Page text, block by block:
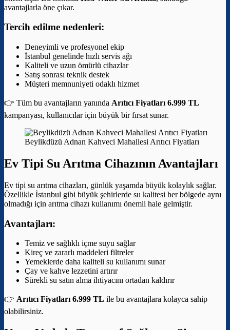
avantajlarla öne çıkar.
Tercih edilme nedenleri:
Deneyimli ve profesyonel ekip
İstanbul genelinde hızlı servis ağı
Kaliteli ve uzun ömürlü cihazlar
Satış sonrası teknik destek
Müşteri memnuniyeti odaklı hizmet
👉 Tüm bu avantajların yanında Arıtıcı Fiyatları 6.999 TL
kampanyası, kullanıcılar için büyük bir fırsat sunar.
Beylikdüzü Adnan Kahveci Mahallesi Arıtıcı Fiyatları
Ev Tipi Su Arıtma Cihazının Avantajları
Ev tipi su arıtma cihazları, günlük yaşamda büyük kolaylık sağlar.
Özellikle İstanbul gibi büyük şehirlerde su kalitesi her bölgede aynı
olmadığı için arıtma cihazı kullanımı önemli hale gelmiştir.
Avantajları:
Temiz ve sağlıklı içme suyu sağlar
Kireç ve zararlı maddeleri filtreler
Yemeklerde daha kaliteli su kullanımı sunar
Çay ve kahve lezzetini artırır
Sürekli su satın alma ihtiyacını ortadan kaldırır
👉 Arıtıcı Fiyatları 6.999 TL ile bu avantajlara kolayca sahip
olabilirsiniz.